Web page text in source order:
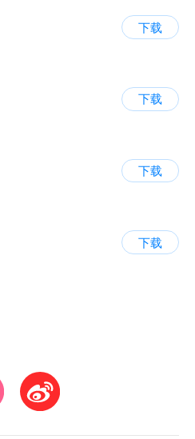
下载
下载
下载
下载